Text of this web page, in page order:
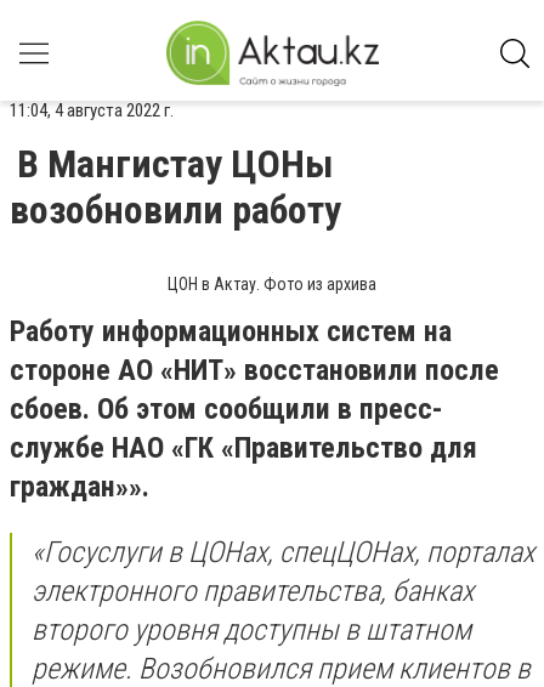
11:04, 4 августа 2022 г.
В Мангистау ЦОНы
возобновили работу
ЦОН в Актау. Фото из архива
Работу информационных систем на
стороне АО «НИТ» восстановили после
сбоев. Об этом сообщили в пресс-
службе НАО «ГК «Правительство для
граждан»».
«Госуслуги в ЦОНах, спецЦОНах, порталах
электронного правительства, банках
второго уровня доступны в штатном
режиме. Возобновился прием клиентов в